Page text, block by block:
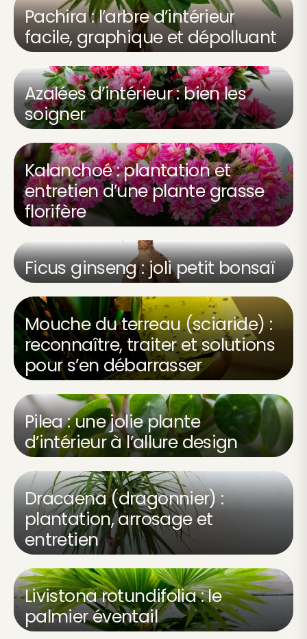
Pachira : l’arbre d’intérieur
facile, graphique et dépolluant
Azalées d’intérieur : bien les
soigner
Kalanchoé : plantation et
entretien d’une plante grasse
florifère
Ficus ginseng : joli petit bonsaï
Mouche du terreau (sciaride) :
reconnaître, traiter et solutions
pour s’en débarrasser
Pilea : une jolie plante
d’intérieur à l’allure design
Dracaena (dragonnier) :
plantation, arrosage et
entretien
Livistona rotundifolia : le
palmier éventail